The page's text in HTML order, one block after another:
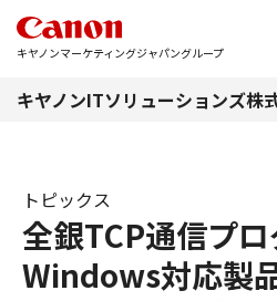
キヤノンマーケティングジャパングループ
キヤノンITソリューションズ株
全銀TCP通信プ
Windows対応製
トピックス